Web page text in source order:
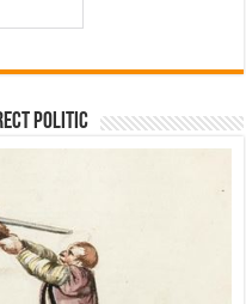
Politic